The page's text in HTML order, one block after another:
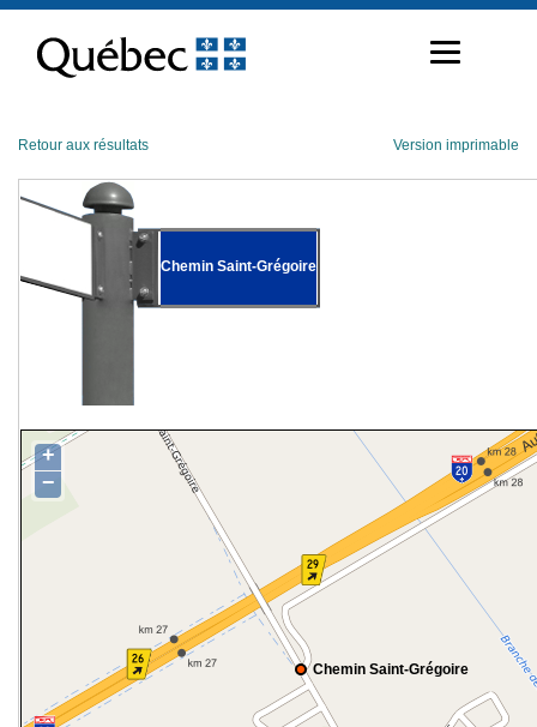
contenu
Retour aux résultats Version imprimable
Chemin Saint-Grégoire
Chemin Saint-Grégoire
+
−